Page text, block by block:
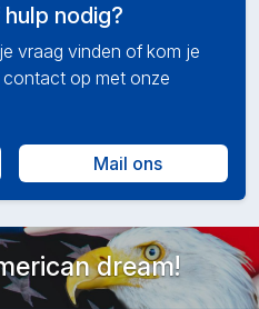
nodig?
vraag vinden of kom je
contact op met onze
Mail ons
dream!